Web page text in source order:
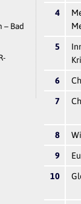
– Bad
4
5
6
7
8
9
10